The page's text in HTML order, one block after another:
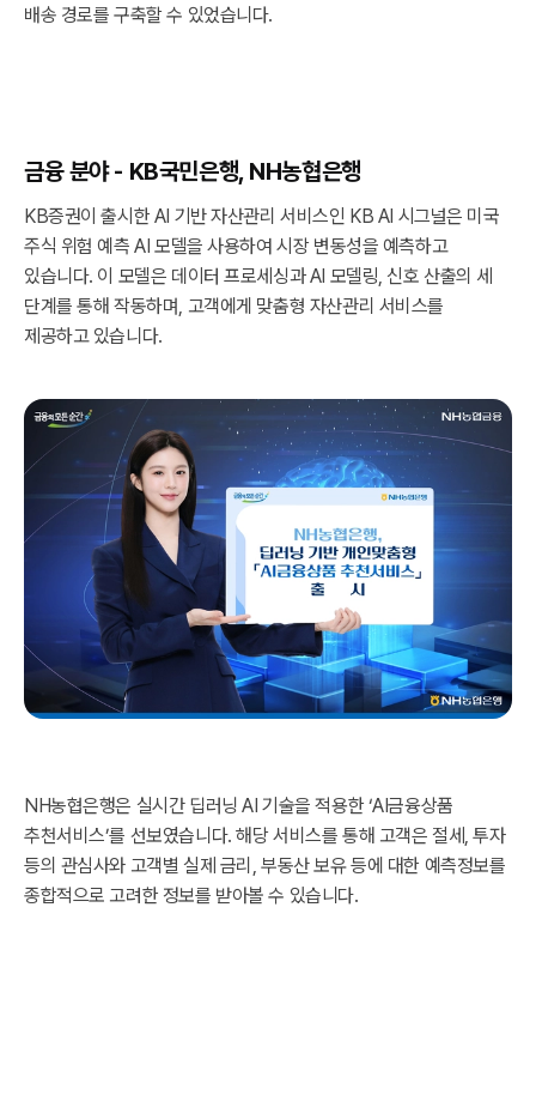
배송 경로를 구축할 수 있었습니다.
금융 분야 - KB국민은행, NH농협은행
KB증권이 출시한 AI 기반 자산관리 서비스인 KB AI 시그널은 미국
주식 위험 예측 AI 모델을 사용하여 시장 변동성을 예측하고
있습니다. 이 모델은 데이터 프로세싱과 AI 모델링, 신호 산출의 세
단계를 통해 작동하며, 고객에게 맞춤형 자산관리 서비스를
제공하고 있습니다.
NH농협은행은 실시간 딥러닝 AI 기술을 적용한 ‘AI금융상품
추천서비스’를 선보였습니다. 해당 서비스를 통해 고객은 절세, 투자
등의 관심사와 고객별 실제 금리, 부동산 보유 등에 대한 예측정보를
종합적으로 고려한 정보를 받아볼 수 있습니다.